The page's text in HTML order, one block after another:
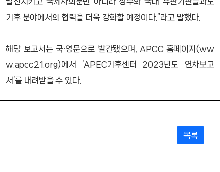
기후 분야에서의 협력을 더욱 강화할 예정이다.”라고 말했다.
해당 보고서는 국·영문으로 발간됐으며, APCC 홈페이지(ww
w.apcc21.org)에서 ‘APEC기후센터 2023년도 연차보고
서’를 내려받을 수 있다.
목록